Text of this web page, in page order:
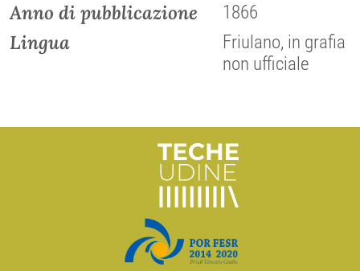
Anno di pubblicazione 1866
Lingua
Friulano, in grafia
non ufficiale